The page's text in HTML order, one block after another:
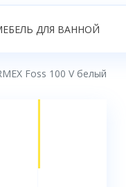
Показать все
ДЛЯ ВАННОЙ
Foss 100 V белый